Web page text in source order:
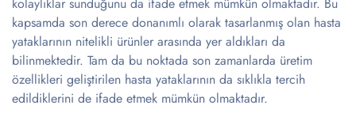
kapsamda son derece donanımlı olarak tasarlanmış olan hasta
yataklarının nitelikli ürünler arasında yer aldıkları da
bilinmektedir. Tam da bu noktada son zamanlarda üretim
özellikleri geliştirilen hasta yataklarının da sıklıkla tercih
edildiklerini de ifade etmek mümkün olmaktadır.